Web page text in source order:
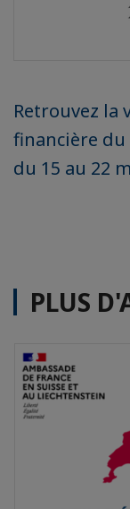
Retrouvez la
financière du
du 15 au 22
PLUS